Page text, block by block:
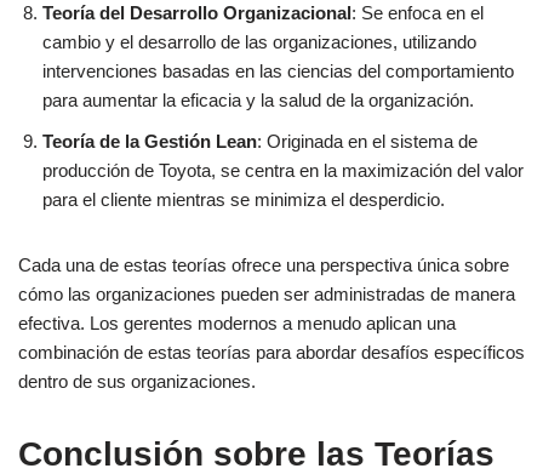
Teoría del Desarrollo Organizacional: Se enfoca en el
cambio y el desarrollo de las organizaciones, utilizando
intervenciones basadas en las ciencias del comportamiento
para aumentar la eficacia y la salud de la organización.
Teoría de la Gestión Lean: Originada en el sistema de
producción de Toyota, se centra en la maximización del valor
para el cliente mientras se minimiza el desperdicio.
Cada una de estas teorías ofrece una perspectiva única sobre
cómo las organizaciones pueden ser administradas de manera
efectiva. Los gerentes modernos a menudo aplican una
combinación de estas teorías para abordar desafíos específicos
dentro de sus organizaciones.
Conclusión sobre las Teorías